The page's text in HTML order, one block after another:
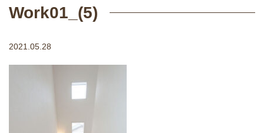
Work01_(5)
2021.05.28